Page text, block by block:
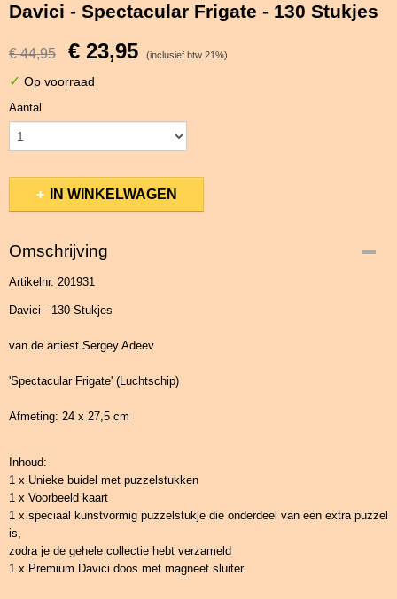
Davici - Spectacular Frigate - 130 Stukjes
€ 44,95 € 23,95 (inclusief btw 21%)
✓ Op voorraad
Aantal
IN WINKELWAGEN
Omschrijving
Artikelnr. 201931
Davici - 130 Stukjes
van de artiest Sergey Adeev
'Spectacular Frigate' (Luchtschip)
Afmeting: 24 x 27,5 cm
Inhoud:
1 x Unieke buidel met puzzelstukken
1 x Voorbeeld kaart
1 x speciaal kunstvormig puzzelstukje die onderdeel van een extra puzzel
is,
zodra je de gehele collectie hebt verzameld
1 x Premium Davici doos met magneet sluiter